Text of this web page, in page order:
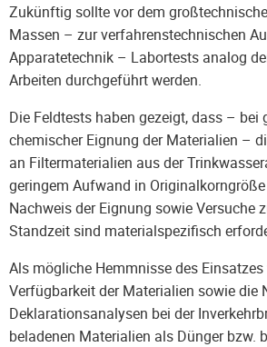
Zukünftig sollte vor dem
Massen – zur verfahrenstechnischen
Apparatetechnik – Labortests analog
Arbeiten durchgeführt werden.
Die Feldtests haben gezeigt, dass – bei
chemischer Eignung der Materialien –
an Filtermaterialien aus der
geringem Aufwand in
Nachweis der Eignung sowie Versuche
Standzeit sind materialspezifisch
Als mögliche Hemmnisse des
Verfügbarkeit der Materialien sowie die
Deklarationsanalysen bei der
beladenen Materialien als Dünger bzw.